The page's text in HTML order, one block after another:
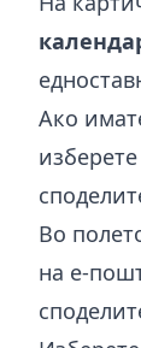
Ако
Во
на е-